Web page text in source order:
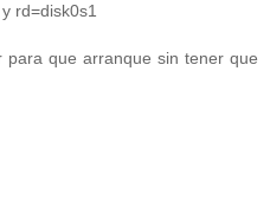
rd=disk0s1
para que arranque sin tener que